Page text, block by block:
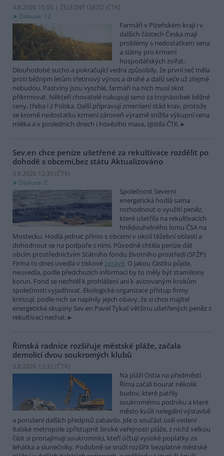
3.8.2026 15:55 | ŽELEZNÝ ÚJEZD (ČTK)
Diskuse: 12
Farmáři v Plzeňském kraji i v
dalších částech Česka mají
problémy s nedostatkem sena
a slámy pro krmení
hospodářských zvířat.
Dlouhodobé sucho a pokračující vedra způsobily, že první seč měla
proti běžným letům třetinový výnos a druhé a další seče už zřejmě
nebudou. Pastviny jsou vyschlé, farmáři na nich musí skot
přikrmovat. Někteří chovatelé nakupují seno za trojnásobek běžné
ceny, třeba i z Polska. Další připravují zmenšení stád krav, protože
se kromě nedostatku krmení zároveň výrazně snížila výkupní cena
mléka a v posledních dnech i hovězího masa, zjistila ČTK.
Sev.en chce peníze ušetřené za rekultivace rozdělit po
dohodě s obcemi,bez státu Aktualizováno
3.8.2026 12:35 (ČTK)
Diskuse: 2
Společnost Severní
energetická hodlá sama
rozhodnout o využití peněz,
které ušetřila na rekultivacích
hnědouhelného lomu ČSA na
Mostecku. Hodlá jednat přímo s obcemi v okolí těžební oblasti a
dohodnout se na podpoře s nimi. Původně chtěla peníze dát
obcím prostřednictvím Státního fondu životního prostředí (SFŽP).
Firma to dnes uvedla v tiskovézprávě. O jakou částku půjde,
neuvedla, podle předchozích informací by to měly být stamiliony
korun. Fond se nechtěl k prohlášení ani k avizovaným krokům
společnosti vyjadřovat. Ekologické organizace přístup firmy
kritizují, podle nich se naplnily jejich obavy, že si chce majitel
energetické skupiny Sev.en Pavel Tykač většinu ušetřených peněz z
rekultivací nechat.
Římská radnice rozšiřuje městské pláže, začala
demolicí dvou soukromých klubů
3.8.2026 12:32 (ČTK)
Na pláži Ostia na předměstí
Říma začali bourat několik
budov, které patřily
soukromému podniku a které
město kvůli nelegální výstavbě
a porušení dalších předpisů zabavilo. Jde o součást úsilí vedení
italské metropole zpřístupnit široké veřejnosti pláže, z nichž velkou
část si pronajímají soukromníci, kteří účtují vysoké poplatky za
lehátka a slunečníky. Podobně se snaží rozšířit bezplatné městské